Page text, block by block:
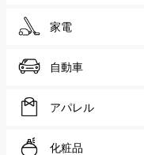
家電
自動車
アパレル
化粧品